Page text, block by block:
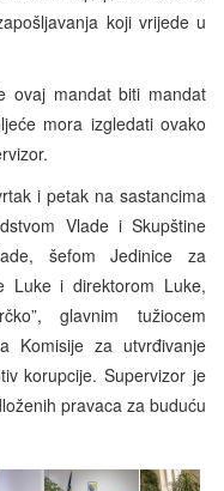
koji vrijede u
ovaj mandat biti mandat
mora izgledati ovako
i petak na sastancima
Vlade i Skupštine
šefom Jedinice za
Luke i direktorom Luke,
glavnim tužiocem
Komisije za utvrđivanje
korupcije. Supervizor je
pravaca za buduću